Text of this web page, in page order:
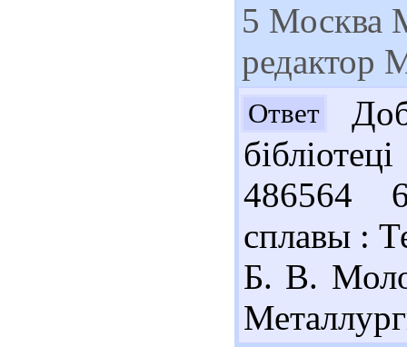
5 Москва
редактор
Ответ
486564
сплавы :
Б. В.